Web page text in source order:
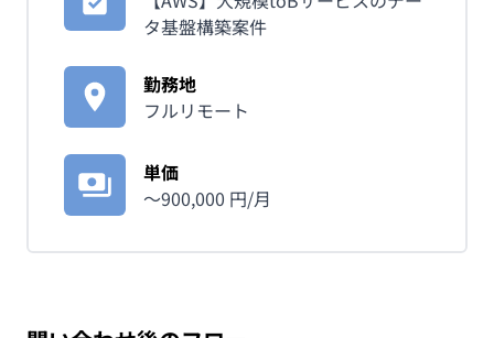
タ基盤構築案件
勤務地
フルリモート
単価
〜900,000 円/月